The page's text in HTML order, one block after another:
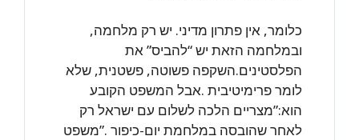
כלומר, אין פתרון מדיני. יש רק מלחמה,
ובמלחמה הזאת יש “להביס” את
הפלסטינים.השקפה פשוטה, פשטנית, שלא
לומר פרימיטיבית .אבל המשפט הקובע
הוא:”מצריים הלכה לשלום עם ישראל רק
לאחר שהובסה במלחמת יום-כיפור .”משפט